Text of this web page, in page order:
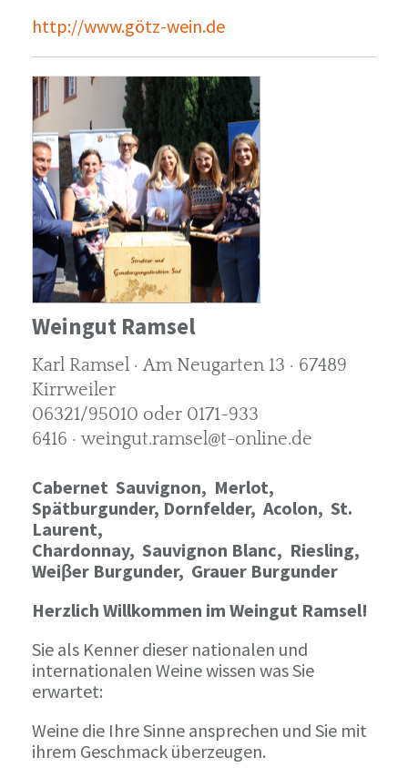
http://www.götz-wein.de
Weingut Ramsel
Karl Ramsel · Am Neugarten 13 · 67489
Kirrweiler
06321/95010 oder 0171-933
6416 · weingut.ramsel@t-online.de
Cabernet Sauvignon, Merlot,
Spätburgunder, Dornfelder, Acolon, St.
Laurent,
Chardonnay, Sauvignon Blanc, Riesling,
Weiβer Burgunder, Grauer Burgunder
Herzlich Willkommen im Weingut Ramsel!
Sie als Kenner dieser nationalen und
internationalen Weine wissen was Sie
erwartet:
Weine die Ihre Sinne ansprechen und Sie mit
ihrem Geschmack überzeugen.